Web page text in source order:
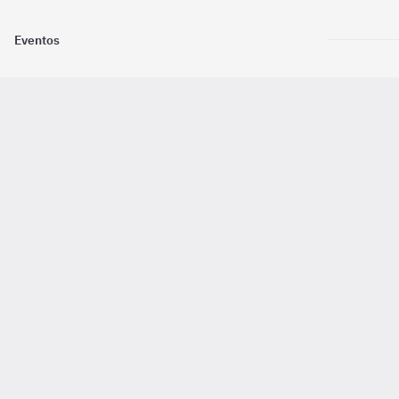
Eventos